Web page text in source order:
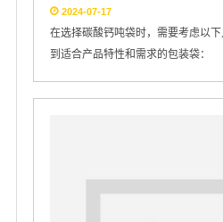
2024-07-17
在选择碳酸钙吨袋时，需要考虑以
到适合产品特性和需求的包装袋：